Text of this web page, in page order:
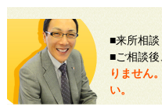
■来所相
■ご相談後
りません
い。